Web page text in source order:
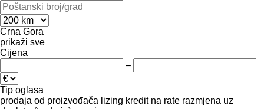
Crna Gora
prikaži sve
Cijena
–
Tip oglasa
prodaja od proizvođača lizing kredit na rate razmjena uz